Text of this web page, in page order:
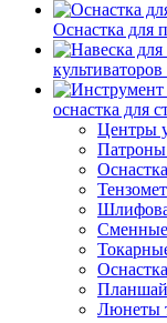
Оснастка для
оснастка для
Центры
Патроны
Сменные
Люнеты